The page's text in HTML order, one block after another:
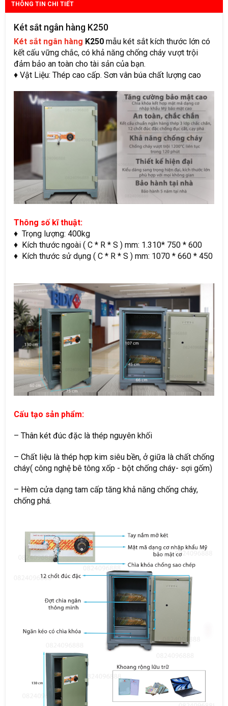
THÔNG TIN CHI TIẾT
Két sắt ngân hàng K250
Két sắt ngân hàng K250 mẫu két sắt kích thước lớn có
kết cấu vững chắc, có khả năng chống cháy vượt trội
đảm bảo an toàn cho tài sản của bạn.
♦ Vật Liệu: Thép cao cấp. Sơn vân búa chất lượng cao
Thông số kĩ thuật:
♦ Trọng lượng: 400kg
♦ Kích thước ngoài ( C * R * S ) mm: 1.310* 750 * 600
♦ Kích thước sử dụng ( C * R * S ) mm: 1070 * 660 * 450
Cấu tạo sản phẩm:
– Thân két đúc đặc là thép nguyên khối
– Chất liệu là thép hợp kim siêu bền, ở giữa là chất chống
cháy( công nghệ bê tông xốp - bột chống cháy- sợi gốm)
– Hèm cửa dạng tam cấp tăng khả năng chống cháy,
chống phá.